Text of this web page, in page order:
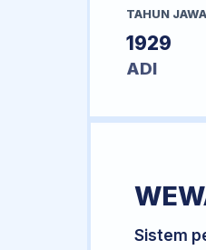
TAHUN
1929
ADI
Sistem